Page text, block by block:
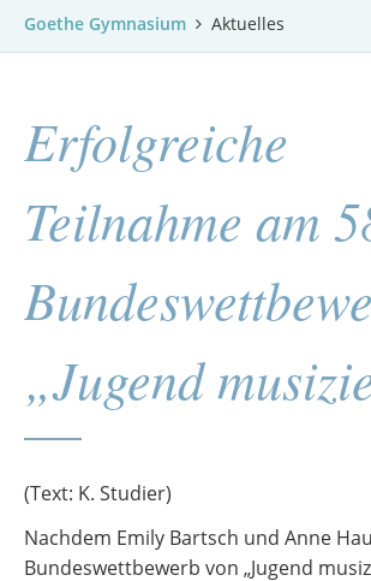
Goethe Gymnasium Aktuelles
Erfolgreiche
Teilnahme am
„Jugend
(Text: K. Studier)
Nachdem Emily Bartsch und Anne
Bundeswettbewerb von „Jugend